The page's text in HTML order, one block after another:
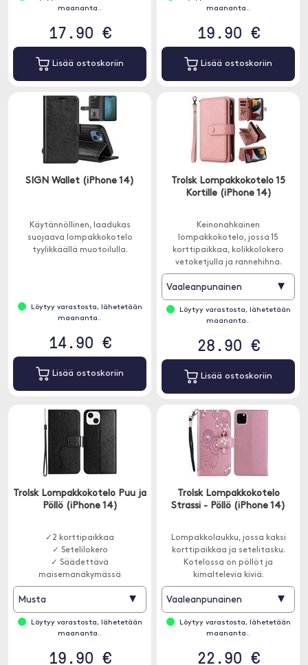
maananta..
17.90 €
Lisää ostoskoriin
maananta..
19.90 €
Lisää ostoskoriin
SIGN Wallet (iPhone 14)
Käytännöllinen, laadukas
suojaava lompakkokotelo
tyylikkäällä muotoilulla.
Löytyy varastosta, lähetetään
maananta..
14.90 €
Lisää ostoskoriin
Trolsk Lompakkokotelo 15
Kortille (iPhone 14)
Keinonahkainen
lompakkokotelo, jossa 15
korttipaikkaa, kolikkolokero
vetoketjulla ja rannehihna.
Vaaleanpunainen ▾
Löytyy varastosta, lähetetään
maananta..
28.90 €
Lisää ostoskoriin
Trolsk Lompakkokotelo Puu ja
Pöllö (iPhone 14)
✓2 korttipaikkaa
✓ Setelilokero
✓ Säädettävä
maisemanäkymässä
Musta ▾
Löytyy varastosta, lähetetään
maananta..
19.90 €
Trolsk Lompakkokotelo
Strassi - Pöllö (iPhone 14)
Lompakkolaukku, jossa kaksi
korttipaikkaa ja setelitasku.
Kotelossa on pöllöt ja
kimaltelevia kiviä.
Vaaleanpunainen ▾
Löytyy varastosta, lähetetään
maananta..
22.90 €